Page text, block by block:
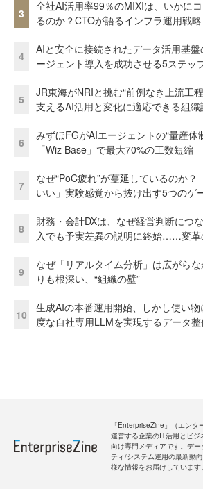
3
全社AI活用率99％のMIXIは、いかに
るのか？CTOが語るインフラ運用戦略
4
AIと安全に接続されたデータ活用基
ージェント導入を成功させる5ステッ
5
JR東海がNRIと挑む“前例なき上流工
支えるAI活用と変化に適応できる組織
6
みずほFGがAIエージェントの“量産
「Wiz Base」で最大70%の工数短縮
7
なぜ“PoC疲れ”が蔓延しているのか
いい」実験感覚から抜け出す5つのゲ
8
財務・会計DXは、なぜ経営判断に
入でも予実差異の説明に終始……変革
9
なぜ「リアルタイム分析」は広がら
りも根深い、“組織の壁”
10
生成AIの本番運用開始、しかし使い
度な自社専用LLMを実現するデータ
「EnterpriseZine」（エン
運営する企業のIT活用とビ
向け専門メディアです。デ
ティ/システム運用の最新動
様な情報をお届けしています。